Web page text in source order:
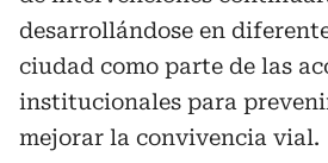
desarrollándose en
ciudad como parte de las
institucionales para
mejorar la convivencia vial.